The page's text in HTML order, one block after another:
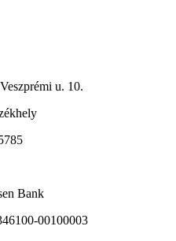
u. 10.
Bank
00100003